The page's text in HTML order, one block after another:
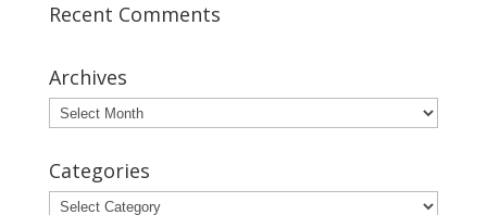
Recent Comments
Archives
Archives
Categories
Categories